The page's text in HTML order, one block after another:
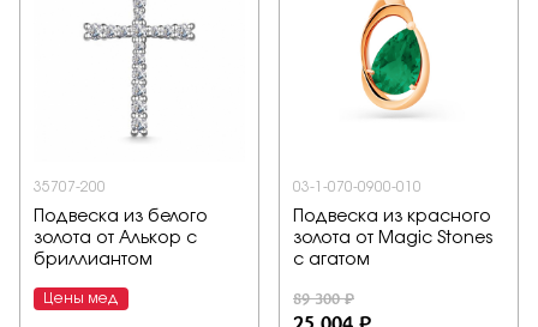
35707-200
Подвеска из белого
золота от Алькор с
бриллиантом
Цены мед
03-1-070-0900-010
Подвеска из красного
золота от Magic Stones
с агатом
89 300 ₽